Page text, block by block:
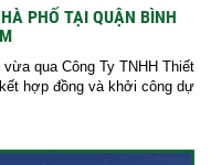
PHỐ TẠI QUẬN BÌNH
qua Công Ty TNHH Thiết
hợp đồng và khởi công dự